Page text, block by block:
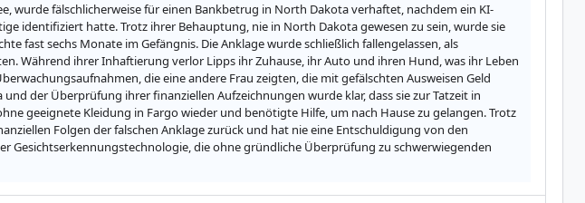
wurde fälschlicherweise für einen Bankbetrug in North Dakota verhaftet, nachdem ein KI-
identifiziert hatte. Trotz ihrer Behauptung, nie in North Dakota gewesen zu sein, wurde sie
fast sechs Monate im Gefängnis. Die Anklage wurde schließlich fallengelassen, als
Während ihrer Inhaftierung verlor Lipps ihr Zuhause, ihr Auto und ihren Hund, was ihr Leben
die eine andere Frau zeigten, die mit gefälschten Ausweisen Geld
der Überprüfung ihrer finanziellen Aufzeichnungen wurde klar, dass sie zur Tatzeit in
geeignete Kleidung in Fargo wieder und benötigte Hilfe, um nach Hause zu gelangen. Trotz
Folgen der falschen Anklage zurück und hat nie eine Entschuldigung von den
Gesichtserkennungstechnologie, die ohne gründliche Überprüfung zu schwerwiegenden